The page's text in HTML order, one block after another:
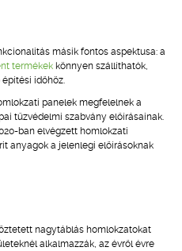
másik fontos aspektusa: a
termékek könnyen szállíthatók,
időhöz.
panelek megfelelnek a
tűzvédelmi szabvány előírásainak.
ban elvégzett homlokzati
anyagok a jelenlegi előírásoknak
nagytáblás homlokzatokat
alkalmazzák, az évről évre